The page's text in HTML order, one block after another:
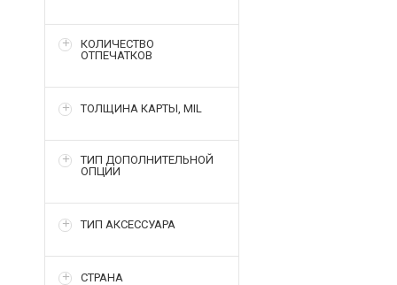
КОЛИЧЕСТВО
ОТПЕЧАТКОВ
ТОЛЩИНА КАРТЫ, MIL
ТИП ДОПОЛНИТЕЛЬНОЙ
ОПЦИИ
ТИП АКСЕССУАРА
СТРАНА